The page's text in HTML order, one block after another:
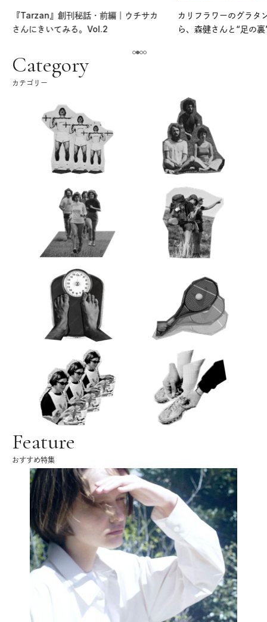
『Tarzan』創刊秘話・前編｜ウチサカ
さんにきいてみる。Vol.2
カリフラワーのグラタ
ら、森健さんと“足の
Category
カテゴリー
Feature
おすすめ特集